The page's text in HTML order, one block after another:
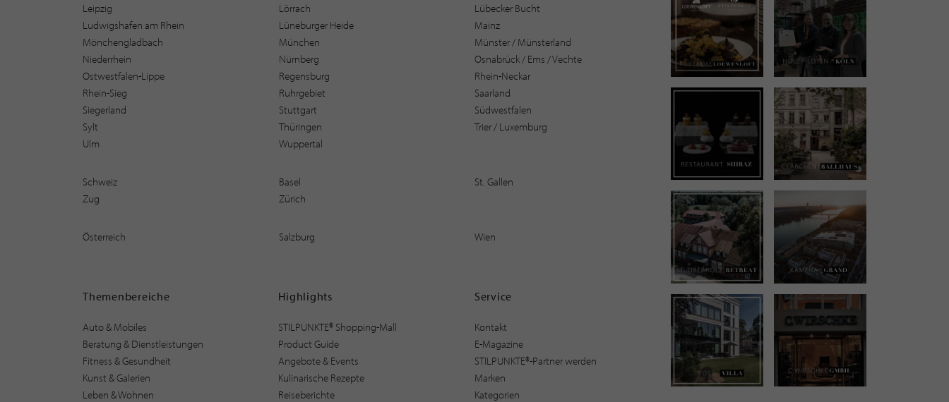
Leipzig
Lörrach
Lübecker Bucht
Ludwigshafen am Rhein
Lüneburger Heide
Mainz
Mönchengladbach
München
Münster / Münsterland
Niederrhein
Nürnberg
Osnabrück / Ems / Vechte
Ostwestfalen-Lippe
Regensburg
Rhein-Neckar
Rhein-Sieg
Ruhrgebiet
Saarland
Siegerland
Stuttgart
Südwestfalen
Sylt
Thüringen
Trier / Luxemburg
Ulm
Wuppertal
Schweiz Basel
St. Gallen
Zug
Zürich
Österreich Salzburg Wien
Themenbereiche
Auto & Mobiles
Beratung & Dienstleistungen
Fitness & Gesundheit
Kunst & Galerien
Leben & Wohnen
Highlights
STILPUNKTE® Shopping-Mall
Product Guide
Angebote & Events
Kulinarische Rezepte
Reiseberichte
Service
Kontakt
E-Magazine
STILPUNKTE®-Partner werden
Marken
Kategorien